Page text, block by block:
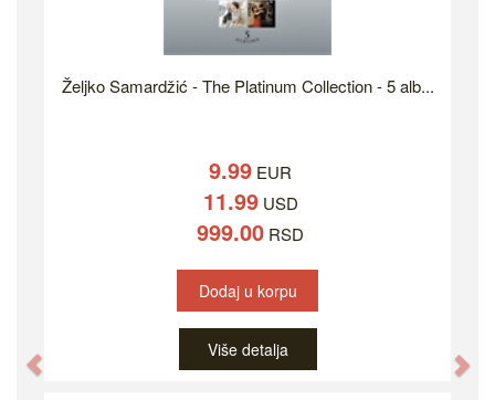
Željko Samardžić - The Platinum Collection - 5 alb...
9.99 EUR
11.99USD
999.00 RSD
Dodaj u korpu
Više detalja